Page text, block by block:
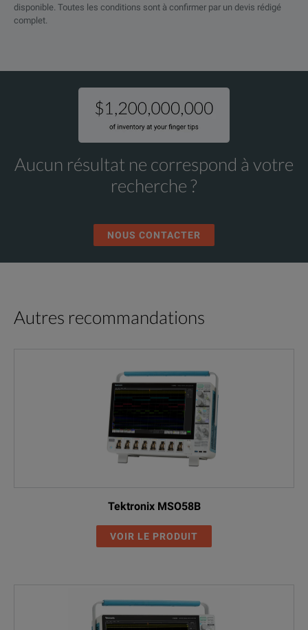
disponible. Toutes les conditions sont à confirmer par un devis rédigé
complet.
Aucun résultat ne correspond à votre
recherche ?
NOUS CONTACTER
Autres recommandations
Tektronix MSO58B
VOIR LE PRODUIT